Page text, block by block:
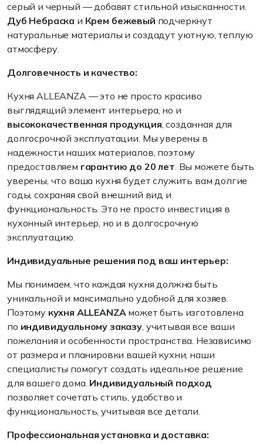
серый и черный — добавят стильной изысканности.
Дуб Небраска и Крем бежевый подчеркнут
натуральные материалы и создадут уютную, теплую
атмосферу.
Долговечность и качество:
Кухня ALLEANZA — это не просто красиво
выглядящий элемент интерьера, но и
высококачественная продукция, созданная для
долгосрочной эксплуатации. Мы уверены в
надежности наших материалов, поэтому
предоставляем гарантию до 20 лет. Вы можете быть
уверены, что ваша кухня будет служить вам долгие
годы, сохраняя свой внешний вид и
функциональность. Это не просто инвестиция в
кухонный интерьер, но и в долгосрочную
эксплуатацию.
Индивидуальные решения под ваш интерьер:
Мы понимаем, что каждая кухня должна быть
уникальной и максимально удобной для хозяев.
Поэтому кухня ALLEANZAможет быть изготовлена
по индивидуальному заказу, учитывая все ваши
пожелания и особенности пространства. Независимо
от размера и планировки вашей кухни, наши
специалисты помогут создать идеальное решение
для вашего дома. Индивидуальный подход
позволяет сочетать стиль, удобство и
функциональность, учитывая все детали.
Профессиональная установка и доставка: